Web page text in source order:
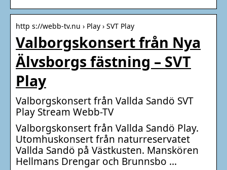
http s://webb-tv.nu › Play › SVT Play
Valborgskonsert från Nya
Älvsborgs fästning – SVT
Play
Valborgskonsert från Vallda Sandö SVT
Play Stream Webb-TV
Valborgskonsert från Vallda Sandö Play.
Utomhuskonsert från naturreservatet
Vallda Sandö på Västkusten. Manskören
Hellmans Drengar och Brunnsbo …